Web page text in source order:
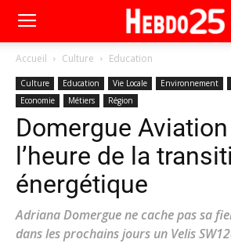
Accueil Culture Education
Culture Education Vie Locale Environnement
Economie
Métiers Région
Domergue
l’heure de la
énergétique
Adriana Domergue ne cache pas sa
dans les prochains jours un Velis